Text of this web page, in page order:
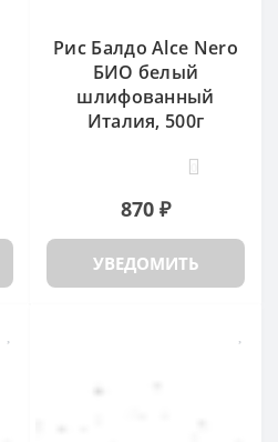
Рис Балдо Alce Nero
БИО белый
шлифованный
Италия, 500г
870 ₽
УВЕДОМИТЬ